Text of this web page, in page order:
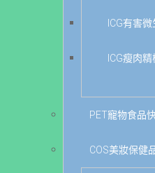
ICG有害
ICG瘦肉
PET寵物食品
COS美妝保健